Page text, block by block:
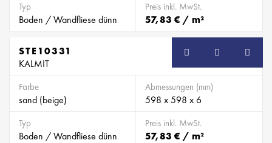
Typ
Boden / Wandfliese dünn
Preis inkl. MwSt.
57,83 € / m²
STE10331
KALMIT
Farbe
sand (beige)
Abmessungen (mm)
598 x 598 x 6
Typ
Boden / Wandfliese dünn
Preis inkl. MwSt.
57,83 € / m²